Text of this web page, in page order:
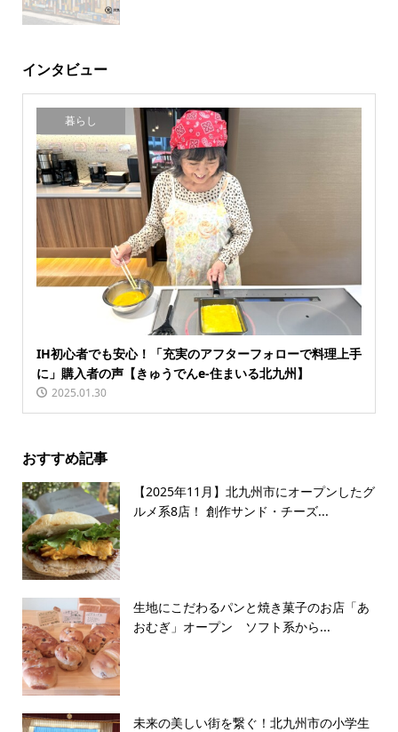
インタビュー
暮らし
IH初心者でも安心！「充実のアフターフォローで料理上手
に」購入者の声【きゅうでんe-住まいる北九州】
2025.01.30
おすすめ記事
【2025年11月】北九州市にオープンしたグ
ルメ系8店！ 創作サンド・チーズ...
生地にこだわるパンと焼き菓子のお店「あ
おむぎ」オープン ソフト系から...
未来の美しい街を繋ぐ！北九州市の小学生